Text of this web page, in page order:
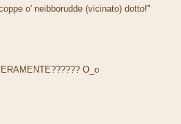
o' neibborudde (vicinato) dotto!"
O_o